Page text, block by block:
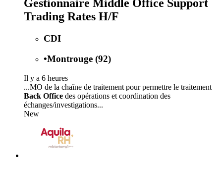
Gestionnaire Middle Office Support
Trading Rates H/F
CDI
•Montrouge (92)
Il y a 6 heures
...MO de la chaîne de traitement pour permettre le traitement
Back Office des opérations et coordination des
échanges/investigations...
New